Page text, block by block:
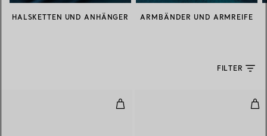
HALSKETTEN UND ANHÄNGER ARMBÄNDER UND ARMREIFE
FILTER
T One breiter aufklappbarer T